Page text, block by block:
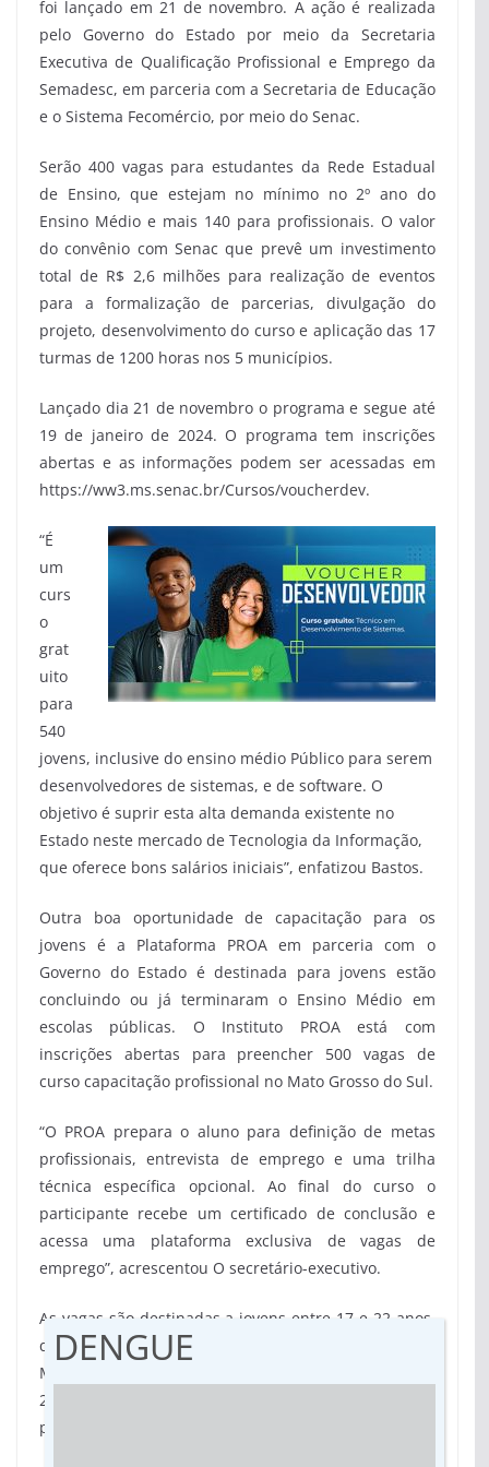
foi lançado em 21 de novembro. A ação é realizada
pelo Governo do Estado por meio da Secretaria
Executiva de Qualificação Profissional e Emprego da
Semadesc, em parceria com a Secretaria de Educação
e o Sistema Fecomércio, por meio do Senac.
Serão 400 vagas para estudantes da Rede Estadual
de Ensino, que estejam no mínimo no 2º ano do
Ensino Médio e mais 140 para profissionais. O valor
do convênio com Senac que prevê um investimento
total de R$ 2,6 milhões para realização de eventos
para a formalização de parcerias, divulgação do
projeto, desenvolvimento do curso e aplicação das 17
turmas de 1200 horas nos 5 municípios.
Lançado dia 21 de novembro o programa e segue até
19 de janeiro de 2024. O programa tem inscrições
abertas e as informações podem ser acessadas em
https://ww3.ms.senac.br/Cursos/voucherdev.
“É
um
curs
o
grat
uito
para
540
jovens, inclusive do ensino médio Público para serem
desenvolvedores de sistemas, e de software. O
objetivo é suprir esta alta demanda existente no
Estado neste mercado de Tecnologia da Informação,
que oferece bons salários iniciais”, enfatizou Bastos.
Outra boa oportunidade de capacitação para os
jovens é a Plataforma PROA em parceria com o
Governo do Estado é destinada para jovens estão
concluindo ou já terminaram o Ensino Médio em
escolas públicas. O Instituto PROA está com
inscrições abertas para preencher 500 vagas de
curso capacitação profissional no Mato Grosso do Sul.
“O PROA prepara o aluno para definição de metas
profissionais, entrevista de emprego e uma trilha
técnica específica opcional. Ao final do curso o
participante recebe um certificado de conclusão e
acessa uma plataforma exclusiva de vagas de
emprego”, acrescentou O secretário-executivo.
As vagas são destinadas a jovens entre 17 e 22 anos,
que estão concluindo ou já terminaram o Ensino
Médio em escolas públicas. O curso iniciará no dia
29, e é gratuito. As inscrições podem ser feitas no
proa.org.br
DENGUE